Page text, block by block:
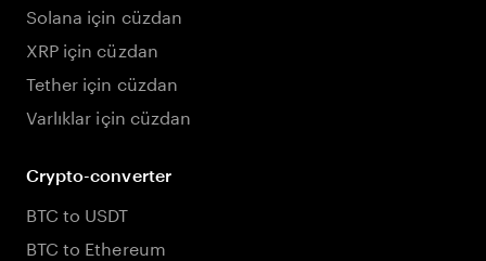
Solana için cüzdan
XRP için cüzdan
Tether için cüzdan
Varlıklar için cüzdan
Crypto-converter
BTC to USDT
BTC to Ethereum